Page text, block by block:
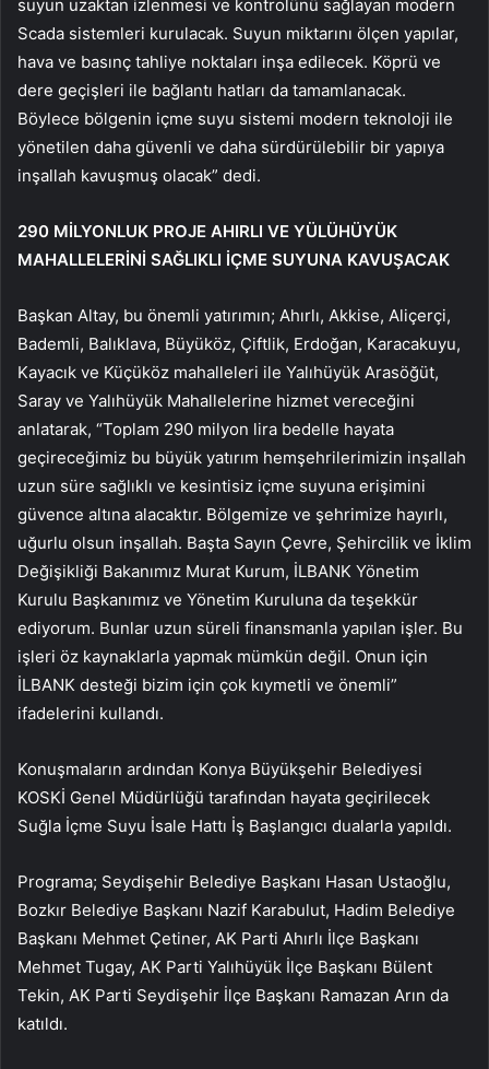
suyun uzaktan izlenmesi ve kontrolünü sağlayan modern
Scada sistemleri kurulacak. Suyun miktarını ölçen yapılar,
hava ve basınç tahliye noktaları inşa edilecek. Köprü ve
dere geçişleri ile bağlantı hatları da tamamlanacak.
Böylece bölgenin içme suyu sistemi modern teknoloji ile
yönetilen daha güvenli ve daha sürdürülebilir bir yapıya
inşallah kavuşmuş olacak” dedi.
290 MİLYONLUK PROJE AHIRLI VE YÜLÜHÜYÜK
MAHALLELERİNİ SAĞLIKLI İÇME SUYUNA KAVUŞACAK
Başkan Altay, bu önemli yatırımın; Ahırlı, Akkise, Aliçerçi,
Bademli, Balıklava, Büyüköz, Çiftlik, Erdoğan, Karacakuyu,
Kayacık ve Küçüköz mahalleleri ile Yalıhüyük Arasöğüt,
Saray ve Yalıhüyük Mahallelerine hizmet vereceğini
anlatarak, “Toplam 290 milyon lira bedelle hayata
geçireceğimiz bu büyük yatırım hemşehrilerimizin inşallah
uzun süre sağlıklı ve kesintisiz içme suyuna erişimini
güvence altına alacaktır. Bölgemize ve şehrimize hayırlı,
uğurlu olsun inşallah. Başta Sayın Çevre, Şehircilik ve İklim
Değişikliği Bakanımız Murat Kurum, İLBANK Yönetim
Kurulu Başkanımız ve Yönetim Kuruluna da teşekkür
ediyorum. Bunlar uzun süreli finansmanla yapılan işler. Bu
işleri öz kaynaklarla yapmak mümkün değil. Onun için
İLBANK desteği bizim için çok kıymetli ve önemli”
ifadelerini kullandı.
Konuşmaların ardından Konya Büyükşehir Belediyesi
KOSKİ Genel Müdürlüğü tarafından hayata geçirilecek
Suğla İçme Suyu İsale Hattı İş Başlangıcı dualarla yapıldı.
Programa; Seydişehir Belediye Başkanı Hasan Ustaoğlu,
Bozkır Belediye Başkanı Nazif Karabulut, Hadim Belediye
Başkanı Mehmet Çetiner, AK Parti Ahırlı İlçe Başkanı
Mehmet Tugay, AK Parti Yalıhüyük İlçe Başkanı Bülent
Tekin, AK Parti Seydişehir İlçe Başkanı Ramazan Arın da
katıldı.